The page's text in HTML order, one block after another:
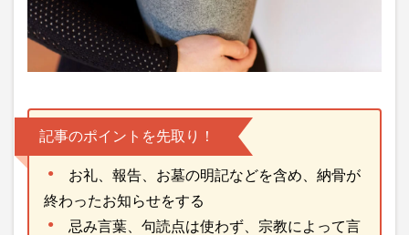
記事のポイントを先取り！
お礼、報告、お墓の明記などを含め、納骨が
終わったお知らせをする
忌み言葉、句読点は使わず、宗教によって言